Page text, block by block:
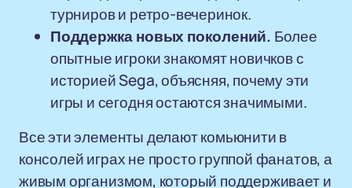
турниров и ретро-вечеринок.
Поддержка новых поколений. Более
опытные игроки знакомят новичков с
историей Sega, объясняя, почему эти
игры и сегодня остаются значимыми.
Все эти элементы делают комьюнити в
консолей играх не просто группой фанатов, а
живым организмом, который поддерживает и